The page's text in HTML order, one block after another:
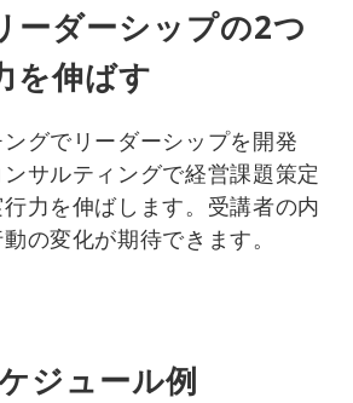
ーダーシップの2つ
を伸ばす
ングでリーダーシップを開発
ンサルティングで経営課題策定
力を伸ばします。受講者の内
の変化が期待できます。
ジュール例